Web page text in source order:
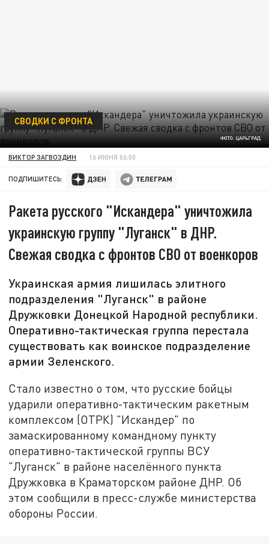
ФОТО: ЦАРЬГРАД
СВОДКИ С ФРОНТА
ВИКТОР ЗАГВОЗДИН 16 ИЮНЯ 06:00
ПОДПИШИТЕСЬ:
Ракета русского "Искандера" уничтожила
украинскую группу "Луганск" в ДНР.
Свежая сводка с фронтов СВО от военкоров
Украинская армия лишилась элитного
подразделения "Луганск" в районе
Дружковки Донецкой Народной республики.
Оперативно-тактическая группа перестала
существовать как воинское подразделение
армии Зеленского.
Стало известно о том, что русские бойцы
ударили оперативно-тактическим ракетным
комплексом (ОТРК) "Искандер" по
замаскированному командному пункту
оперативно-тактической группы ВСУ
"Луганск" в районе населённого пункта
Дружковка в Краматорском районе ДНР. Об
этом сообщили в пресс-службе министерства
обороны России.